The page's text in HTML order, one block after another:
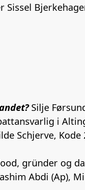
Sissel
Silje
i
Schjerve, Kode
gründer og
Abdi (Ap),